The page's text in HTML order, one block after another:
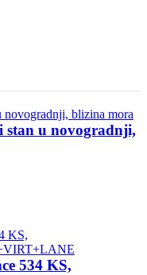
stan u novogradnji,
534 KS,